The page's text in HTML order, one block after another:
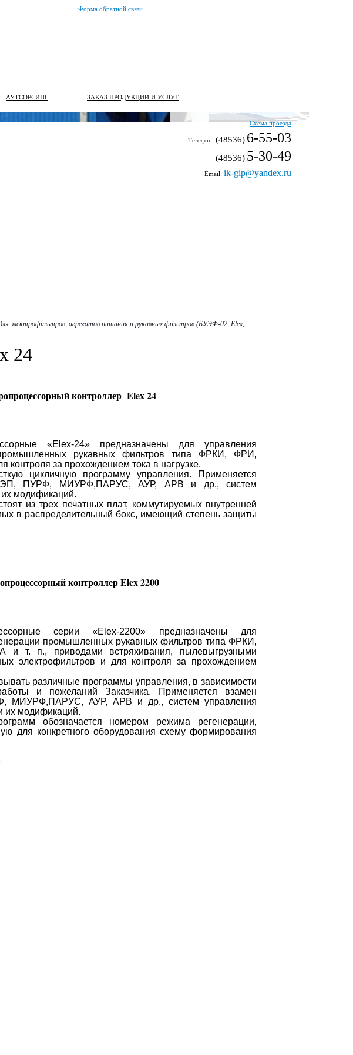
Форма обратной связи
АУТСОРСИНГ ЗАКАЗ ПРОДУКЦИИ И УСЛУГ
Схема проезда
Телефон: (48536) 6-55-03
(48536) 5-30-49
Email: ik-gip@yandex.ru
для электрофильтров, агрегатов питания и рукавных фильтров (БУЭФ-02, Elex,
24
контроллер Elex 24
«Elex-24» предназначены для управления
рукавных фильтров типа ФРКИ, ФРИ,
за прохождением тока в нагрузке.
цикличную программу управления. Применяется
ПУРФ, МИУРФ,ПАРУС, АУР, АРВ и др., систем
модификаций.
из трех печатных плат, коммутируемых внутренней
в распределительный бокс, имеющий степень защиты
контроллер Elex 2200
серии «Elex-2200» предназначены для
промышленных рукавных фильтров типа ФРКИ,
п., приводами встряхивания, пылевыгрузными
электрофильтров и для контроля за прохождением
различные программы управления, в зависимости
и пожеланий Заказчика. Применяется взамен
МИУРФ,ПАРУС, АУР, АРВ и др., систем управления
их модификаций.
обозначается номером режима регенерации,
для конкретного оборудования схему формирования